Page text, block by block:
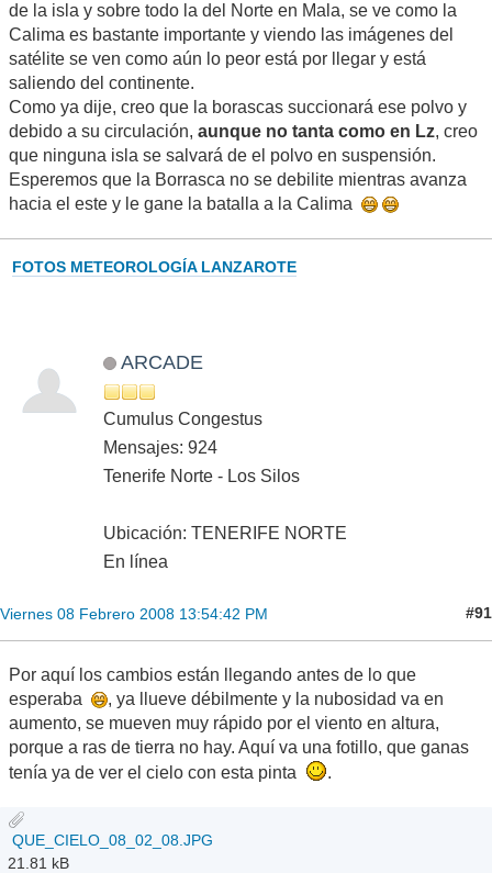
de la isla y sobre todo la del Norte en Mala, se ve como la
Calima es bastante importante y viendo las imágenes del
satélite se ven como aún lo peor está por llegar y está
saliendo del continente.
Como ya dije, creo que la borascas succionará ese polvo y
debido a su circulación, aunque no tanta como en Lz, creo
que ninguna isla se salvará de el polvo en suspensión.
Esperemos que la Borrasca no se debilite mientras avanza
hacia el este y le gane la batalla a la Calima
FOTOS METEOROLOGÍA LANZAROTE
ARCADE
Cumulus Congestus
Mensajes: 924
Tenerife Norte - Los Silos
Ubicación: TENERIFE NORTE
En línea
Viernes 08 Febrero 2008 13:54:42 PM #91
Por aquí los cambios están llegando antes de lo que
esperaba
, ya llueve débilmente y la nubosidad va en
aumento, se mueven muy rápido por el viento en altura,
porque a ras de tierra no hay. Aquí va una fotillo, que ganas
tenía ya de ver el cielo con esta pinta
.
QUE_CIELO_08_02_08.JPG
21.81 kB